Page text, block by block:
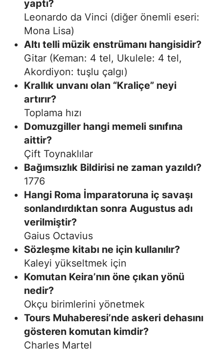
yaptı?
Leonardo da Vinci (diğer önemli eseri:
Mona Lisa)
Altı telli müzik enstrümanı hangisidir?
Gitar (Keman: 4 tel, Ukulele: 4 tel,
Akordiyon: tuşlu çalgı)
Krallık unvanı olan “Kraliçe” neyi
artırır?
Toplama hızı
Domuzgiller hangi memeli sınıfına
aittir?
Çift Toynaklılar
Bağımsızlık Bildirisi ne zaman yazıldı?
1776
Hangi Roma İmparatoruna iç savaşı
sonlandırdıktan sonra Augustus adı
verilmiştir?
Gaius Octavius
Sözleşme kitabı ne için kullanılır?
Kaleyi yükseltmek için
Komutan Keira’nın öne çıkan yönü
nedir?
Okçu birimlerini yönetmek
Tours Muhaberesi’nde askeri dehasını
gösteren komutan kimdir?
Charles Martel